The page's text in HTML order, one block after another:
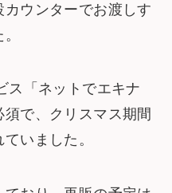
カウンターでお渡しす
ス「ネットでエキナ
で、クリスマス期間
いました。